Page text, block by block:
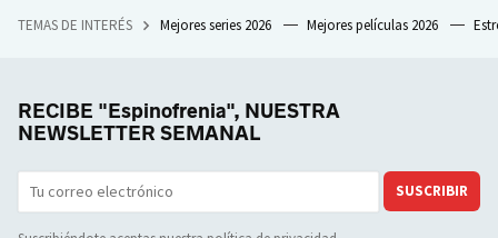
TEMAS DE INTERÉS Mejores series 2026 Mejores películas 2026
RECIBE "Espinofrenia", NUESTRA
NEWSLETTER SEMANAL
SUSCRIBIR